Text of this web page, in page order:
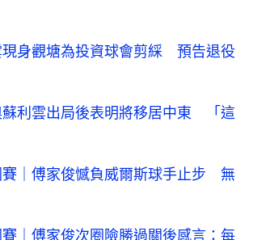
現身觀塘為投資球會剪綵 預告退役
蘇利雲出局後表明將移居中東 「這
賽｜傅家俊憾負威爾斯球手止步 無
｜傅家俊次圈險勝過關後感言：每